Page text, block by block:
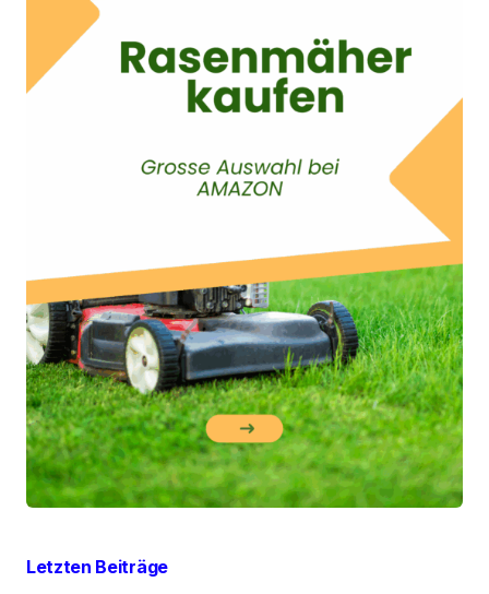
Letzten Beiträge